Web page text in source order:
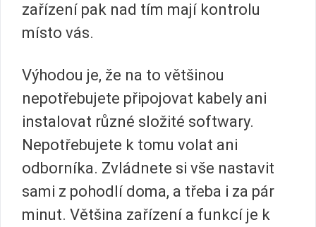
zařízení pak nad tím mají kontrolu
místo vás.
Výhodou je, že na to většinou
nepotřebujete připojovat kabely ani
instalovat různé složité softwary.
Nepotřebujete k tomu volat ani
odborníka. Zvládnete si vše nastavit
sami z pohodlí doma, a třeba i za pár
minut. Většina zařízení a funkcí je k